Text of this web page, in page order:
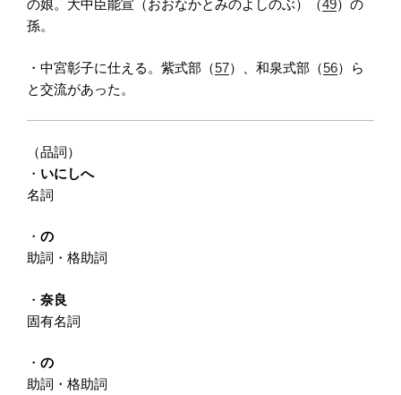
の娘。大中臣能宣（おおなかとみのよしのぶ）（49）の
孫。
・中宮彰子に仕える。紫式部（57）、和泉式部（56）ら
と交流があった。
（品詞）
・ いにしへ
名詞
・ の
助詞・格助詞
・ 奈良
固有名詞
・ の
助詞・格助詞